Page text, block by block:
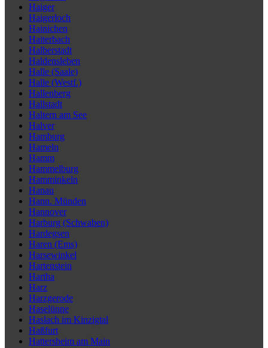
Haiger
Haigerloch
Hainichen
Haiterbach
Halberstadt
Haldensleben
Halle (Saale)
Halle (Westf.)
Hallenberg
Hallstadt
Haltern am See
Halver
Hamburg
Hameln
Hamm
Hammelburg
Hamminkeln
Hanau
Hann. Münden
Hannover
Harburg (Schwaben)
Hardegsen
Haren (Ems)
Harsewinkel
Hartenstein
Hartha
Harz
Harzgerode
Haselünne
Haslach im Kinzigtal
Haßfurt
Hattersheim am Main